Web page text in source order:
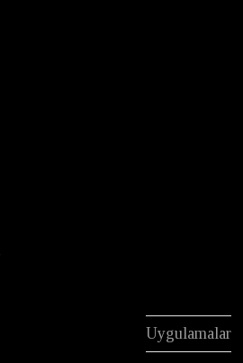
Uygulamalar